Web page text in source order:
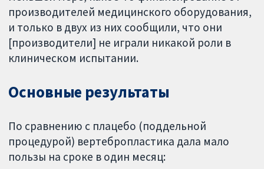
производителей медицинского оборудования,
и только в двух из них сообщили, что они
[производители] не играли никакой роли в
клиническом испытании.
Основные результаты
По сравнению с плацебо (поддельной
процедурой) вертебропластика дала мало
пользы на сроке в один месяц: